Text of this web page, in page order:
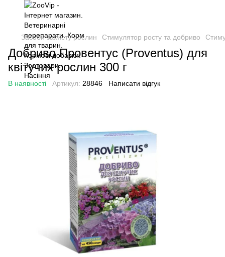
Засоби захисту рослин Cтимулятор росту та добриво
Добриво Провентус (Proventus) для
квітучих рослин 300 г
В наявності Артикул: 28846 Написати відгук